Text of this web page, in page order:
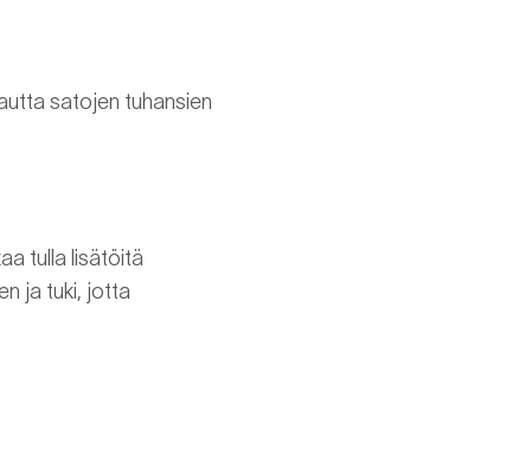
satojen tuhansien
tulla lisätöitä
ja tuki, jotta